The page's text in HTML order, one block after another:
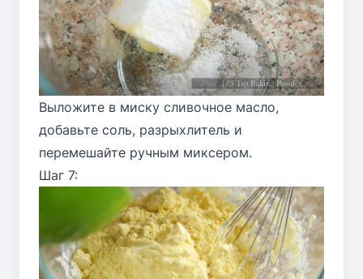
Выложите в миску сливочное масло,
добавьте соль, разрыхлитель и
перемешайте ручным миксером.
Шаг 7: